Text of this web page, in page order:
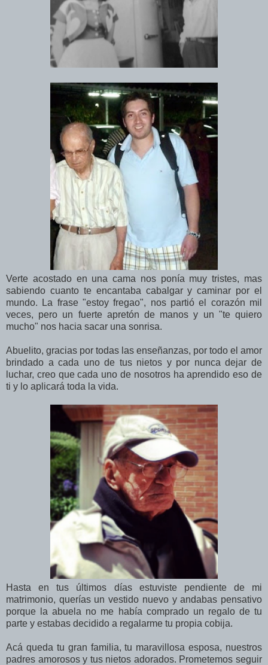
Verte acostado en una cama nos ponía muy tristes, mas
sabiendo cuanto te encantaba cabalgar y caminar por el
mundo. La frase "estoy fregao", nos partió el corazón mil
veces, pero un fuerte apretón de manos y un "te quiero
mucho" nos hacia sacar una sonrisa.
Abuelito, gracias por todas las enseñanzas, por todo el amor
brindado a cada uno de tus nietos y por nunca dejar de
luchar, creo que cada uno de nosotros ha aprendido eso de
ti y lo aplicará toda la vida.
Hasta en tus últimos días estuviste pendiente de mi
matrimonio, querías un vestido nuevo y andabas pensativo
porque la abuela no me había comprado un regalo de tu
parte y estabas decidido a regalarme tu propia cobija.
Acá queda tu gran familia, tu maravillosa esposa, nuestros
padres amorosos y tus nietos adorados. Prometemos seguir